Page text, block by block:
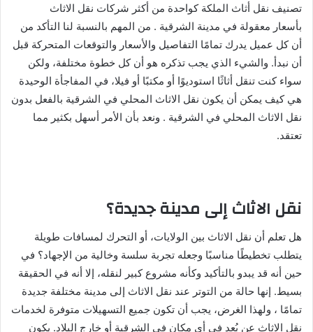
تصنيف نقل أثاث الملكة كواحدة من أكثر شركات نقل الاثاث
بأسعار معقولة في مدينة الشرقية . من المهم بالنسبة لنا التأكد من
أن كل عميل يدرك تمامًا التفاصيل والأسعار والتوقعات المتحركة قبل
أن نبدأ. والشيء الذي يجب تذكره هو أن كل خطوة مختلفة، ولكن
سواء كنت تنقل أثاثًا استوديوًا أو مكتبًا أو فيلا، في المفاجأة الوحيدة
هي كيف يمكن أن يكون نقل الاثاث المحلي في الشرقية بالفعل بدون
نقل الاثاث المحلي في الشرقية . ونعد بأن الأمر أسهل بكثير مما
تعتقد.
نقل الاثاث إلى مدينة جديدة؟
هل تعلم أن نقل الاثاث بين الولايات، أو التحرك لمسافات طويلة
يتطلب تخطيطًا مناسبًا وجعله تجربة سلسة وخالية من الإجهاد؟ في
حين أنه قد يبدو بالتأكيد وكأنه مشروع كبير لنقله، إلا أنه في الحقيقة
بسيط. إنها حالة من التوتر عند نقل الاثاث إلى مدينة مختلفة جديدة
تمامًا ، ولهذا الغرض، يجب أن تكون جميع التسهيلات متوفرة لخدمات
نقل الاثاث عن بُعد في أي مكان في الشرقية أو خارج البلاد. يكون